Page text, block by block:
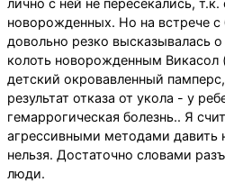
лично с ней не пересекались,
новорожденных. Но на встрече
довольно резко высказывалась
колоть новорожденным Викасол
детский окровавленный
результат отказа от укола - у
гемаррогическая болезнь.. Я
агрессивными методами давить
нельзя. Достаточно словами
люди.